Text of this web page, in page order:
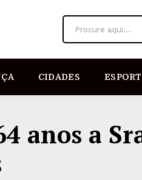
Procure aqui...
CIDADES
anos a